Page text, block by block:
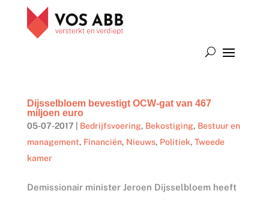
Dijsselbloem bevestigt OCW-gat van 467
miljoen euro
05-07-2017 Bedrijfsvoering, Bekostiging, Bestuur en
management, Financiën, Nieuws, Politiek, Tweede
kamer
Demissionair minister Jeroen Dijsselbloem heeft